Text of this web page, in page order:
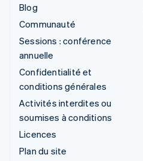
Blog
Communauté
Sessions : conférence
annuelle
Confidentialité et
conditions générales
Activités interdites ou
soumises à conditions
Licences
Plan du site